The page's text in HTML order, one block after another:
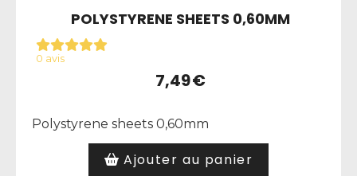
POLYSTYRENE SHEETS 0,60MM
0 avis
7,49€
Polystyrene sheets 0,60mm
Ajouter au panier